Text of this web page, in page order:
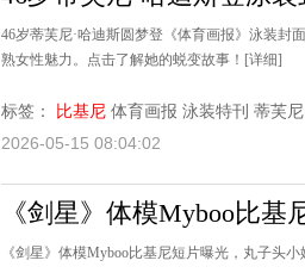
46岁蒂芙尼·哈迪斯圆梦登《体育画报》泳装封
熟女性魅力。点击了解她的蜕变故事！ [详细]
标签： 比基尼 体育画报 泳装特刊 蒂芙
2026-05-15 08:04:02
《剑星》体模Myboo比
《剑星》体模Myboo比基尼短片曝光，丸子头